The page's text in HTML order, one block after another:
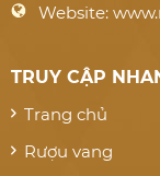
Website:
TRUY CẬP
Trang chủ
Rượu vang